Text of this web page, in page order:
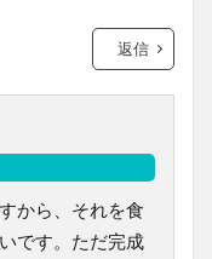
返信
から、それを食
です。ただ完成